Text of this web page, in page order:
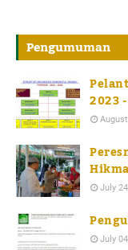
Pengumuman
2023
July
July